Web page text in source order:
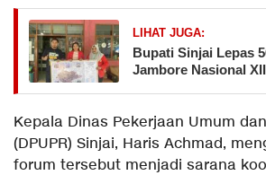
LIHAT JUGA:
Bupati Sinjai Lepas
Jambore Nasional
Kepala Dinas Pekerjaan Umum
(DPUPR) Sinjai, Haris Achmad,
forum tersebut menjadi sarana